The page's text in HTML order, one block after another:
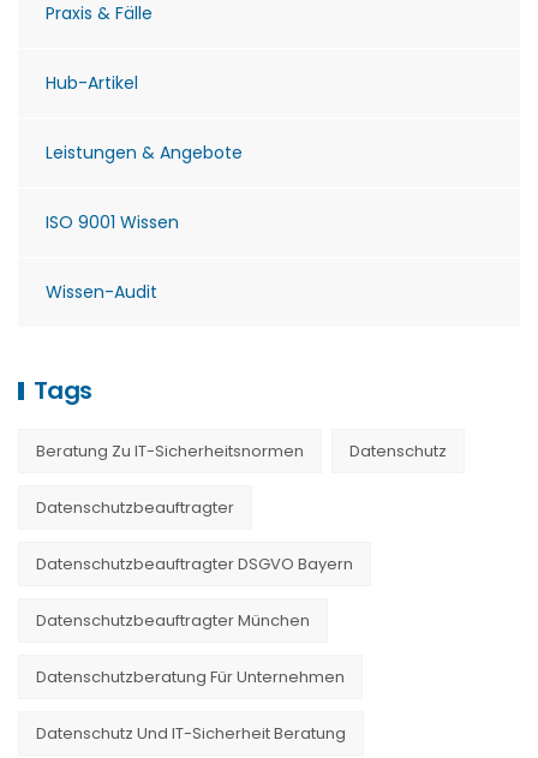
Praxis & Fälle
Hub-Artikel
Leistungen & Angebote
ISO 9001 Wissen
Wissen-Audit
Tags
Beratung Zu IT-Sicherheitsnormen Datenschutz
Datenschutzbeauftragter
Datenschutzbeauftragter DSGVO Bayern
Datenschutzbeauftragter München
Datenschutzberatung Für Unternehmen
Datenschutz Und IT-Sicherheit Beratung